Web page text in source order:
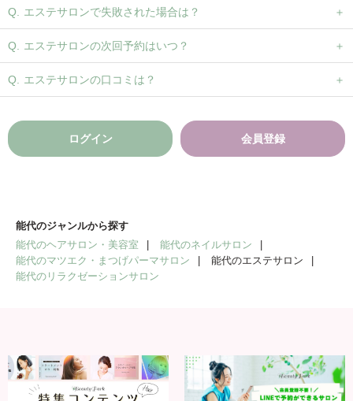
エステサロンで失敗された場合は？
エステサロンの次回予約はいつ？
エステサロンの口コミは？
ログイン 会員登録
能代のジャンルから探す
能代のヘアサロン・美容室
能代のネイルサロン
能代のマツエク・まつげパーマサロン
能代のエステサロン
能代のリラクゼーションサロン